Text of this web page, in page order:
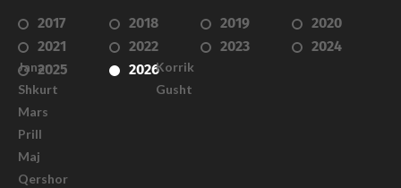
2017 2018 2019
2020
2021
2022 2023
2024
2025
2026
Janar
Shkurt
Mars
Prill
Maj
Qershor
Korrik
Gusht